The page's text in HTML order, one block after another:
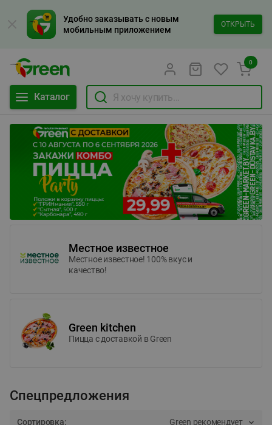
Удобно заказывать с новым
мобильным приложением
ОТКРЫТЬ
Каталог
0
Местное известное
Местное известное! 100% вкус и
качество!
Green kitchen
Пицца c доставкой в Green
Спецпредложения
Сортировка: Green рекомендует